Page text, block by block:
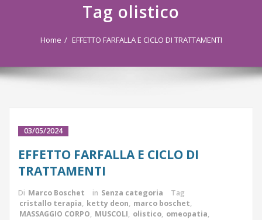
Tag olistico
Home EFFETTO FARFALLA E CICLO DI TRATTAMENTI
03/05/2024
EFFETTO FARFALLA E CICLO DI
TRATTAMENTI
Di Marco Boschet in Senza categoria
Tag
cristallo terapia, ketty deon, marco boschet,
MASSAGGIO CORPO, MUSCOLI, olistico, omeopatia,